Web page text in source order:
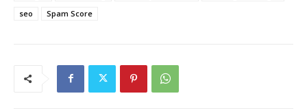
seo
Spam Score